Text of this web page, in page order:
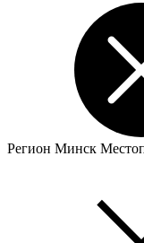
Регион Минск